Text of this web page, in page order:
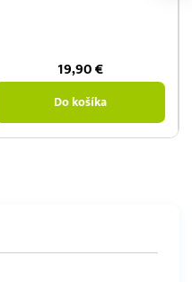
19,90€
Do košíka